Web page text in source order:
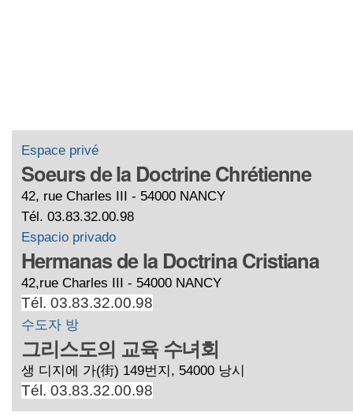
Espace privé
Soeurs de la Doctrine Chrétienne
42, rue Charles III - 54000 NANCY
Tél. 03.83.32.00.98
Espacio privado
Hermanas de la Doctrina Cristiana
42,rue Charles III - 54000 NANCY
Tél. 03.83.32.00.98
수도자 방
그리스도의 교육 수녀회
생 디지에 가(街) 149번지, 54000 낭시
Tél. 03.83.32.00.98